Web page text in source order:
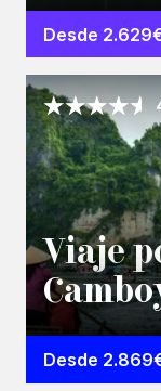
Desde
Viaje
Desde